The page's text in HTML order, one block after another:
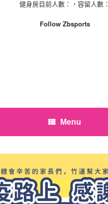
健身房目前人數：
，容留人數：
Follow Zbsports
Menu